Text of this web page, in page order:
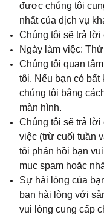
được chúng tôi
nhất của dịch vụ
Chúng tôi sẽ trả lời
Ngày làm việc:
Chúng tôi quan
tôi. Nếu bạn có bất
chúng tôi bằng
màn hình.
Chúng tôi sẽ trả lời
việc (trừ cuối tuần
tôi phản hồi bạn
mục spam hoặc
Sự hài lòng của
bạn hài lòng với
vui lòng cung cấp